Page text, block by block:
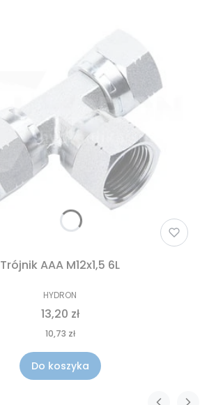
Trójnik AAA M12x1,5 6L
HYDRON
13,20 zł
10,73 zł
Do koszyka